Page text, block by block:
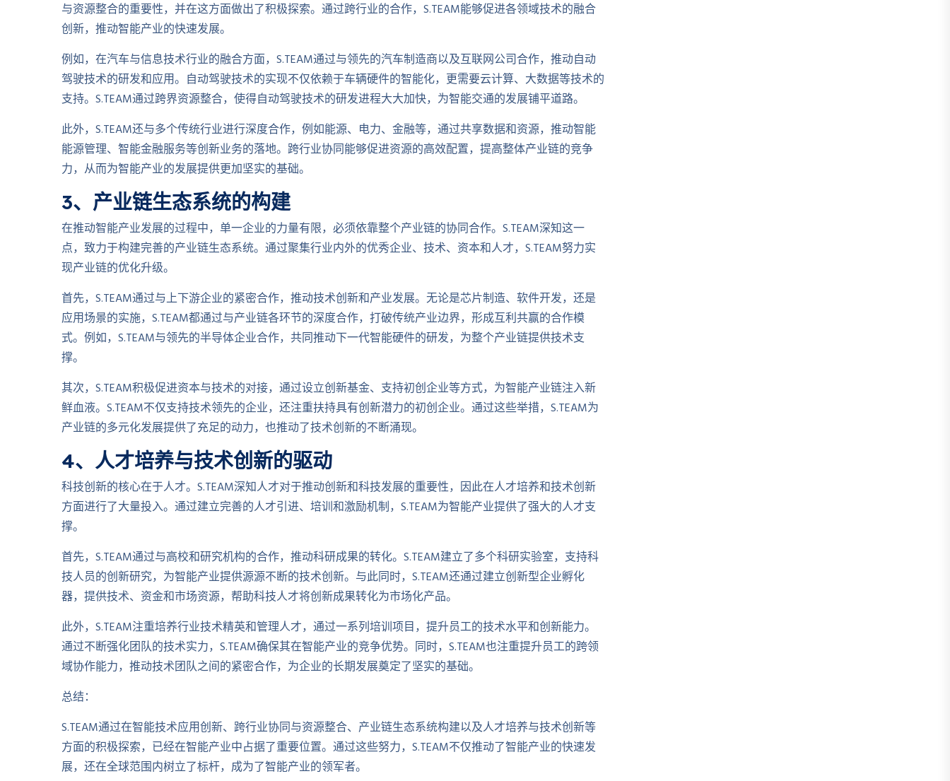
与资源整合的重要性，并在这方面做出了积极探索。通过跨行业的合作，S.TEAM能够促进各领域技术的融合
创新，推动智能产业的快速发展。
例如，在汽车与信息技术行业的融合方面，S.TEAM通过与领先的汽车制造商以及互联网公司合作，推动自动
驾驶技术的研发和应用。自动驾驶技术的实现不仅依赖于车辆硬件的智能化，更需要云计算、大数据等技术的
支持。S.TEAM通过跨界资源整合，使得自动驾驶技术的研发进程大大加快，为智能交通的发展铺平道路。
此外，S.TEAM还与多个传统行业进行深度合作，例如能源、电力、金融等，通过共享数据和资源，推动智能
能源管理、智能金融服务等创新业务的落地。跨行业协同能够促进资源的高效配置，提高整体产业链的竞争
力，从而为智能产业的发展提供更加坚实的基础。
3、产业链生态系统的构建
在推动智能产业发展的过程中，单一企业的力量有限，必须依靠整个产业链的协同合作。S.TEAM深知这一
点，致力于构建完善的产业链生态系统。通过聚集行业内外的优秀企业、技术、资本和人才，S.TEAM努力实
现产业链的优化升级。
首先，S.TEAM通过与上下游企业的紧密合作，推动技术创新和产业发展。无论是芯片制造、软件开发，还是
应用场景的实施，S.TEAM都通过与产业链各环节的深度合作，打破传统产业边界，形成互利共赢的合作模
式。例如，S.TEAM与领先的半导体企业合作，共同推动下一代智能硬件的研发，为整个产业链提供技术支
撑。
其次，S.TEAM积极促进资本与技术的对接，通过设立创新基金、支持初创企业等方式，为智能产业链注入新
鲜血液。S.TEAM不仅支持技术领先的企业，还注重扶持具有创新潜力的初创企业。通过这些举措，S.TEAM为
产业链的多元化发展提供了充足的动力，也推动了技术创新的不断涌现。
4、人才培养与技术创新的驱动
科技创新的核心在于人才。S.TEAM深知人才对于推动创新和科技发展的重要性，因此在人才培养和技术创新
方面进行了大量投入。通过建立完善的人才引进、培训和激励机制，S.TEAM为智能产业提供了强大的人才支
撑。
首先，S.TEAM通过与高校和研究机构的合作，推动科研成果的转化。S.TEAM建立了多个科研实验室，支持科
技人员的创新研究，为智能产业提供源源不断的技术创新。与此同时，S.TEAM还通过建立创新型企业孵化
器，提供技术、资金和市场资源，帮助科技人才将创新成果转化为市场化产品。
此外，S.TEAM注重培养行业技术精英和管理人才，通过一系列培训项目，提升员工的技术水平和创新能力。
通过不断强化团队的技术实力，S.TEAM确保其在智能产业的竞争优势。同时，S.TEAM也注重提升员工的跨领
域协作能力，推动技术团队之间的紧密合作，为企业的长期发展奠定了坚实的基础。
总结：
S.TEAM通过在智能技术应用创新、跨行业协同与资源整合、产业链生态系统构建以及人才培养与技术创新等
方面的积极探索，已经在智能产业中占据了重要位置。通过这些努力，S.TEAM不仅推动了智能产业的快速发
展，还在全球范围内树立了标杆，成为了智能产业的领军者。